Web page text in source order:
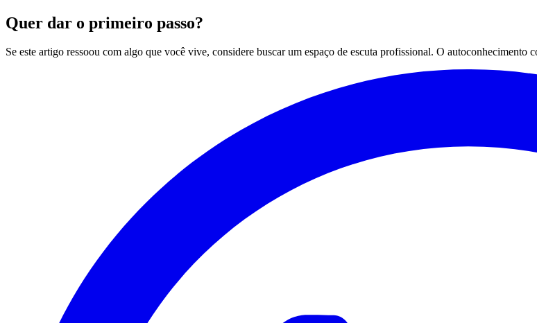
Quer dar o primeiro passo?
Se este artigo ressoou com algo que você vive, considere buscar um espaço de escuta profissional. O autoconhecimento